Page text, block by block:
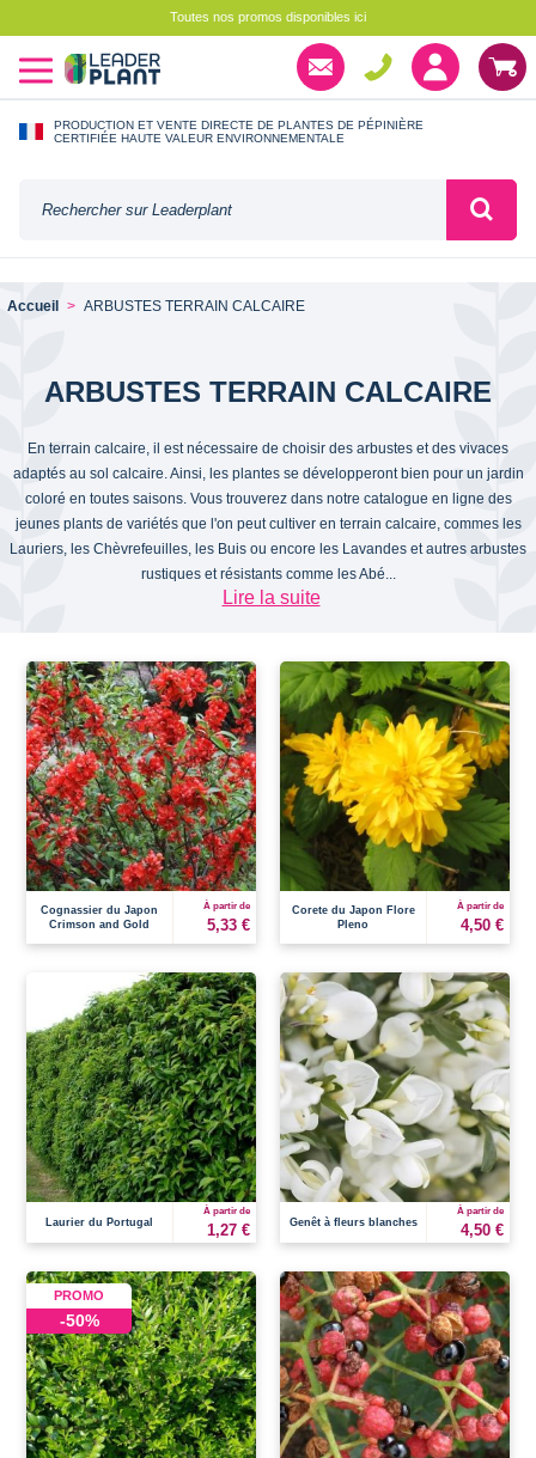
Toutes nos promos disponibles ici
PRODUCTION ET VENTE DIRECTE DE PLANTES DE PÉPINIÈRE
CERTIFIÉE HAUTE VALEUR ENVIRONNEMENTALE
Accueil ARBUSTES TERRAIN CALCAIRE
ARBUSTES TERRAIN CALCAIRE
En terrain calcaire, il est nécessaire de choisir des arbustes et des vivaces
adaptés au sol calcaire. Ainsi, les plantes se développeront bien pour un jardin
coloré en toutes saisons. Vous trouverez dans notre catalogue en ligne des
jeunes plants de variétés que l'on peut cultiver en terrain calcaire, commes les
Lauriers, les Chèvrefeuilles, les Buis ou encore les Lavandes et autres arbustes
rustiques et résistants comme les Abé...
Lire la suite
Cognassier du Japon
Crimson and Gold
À partir de
5,33 €
Corete du Japon Flore
Pleno
À partir de
4,50 €
Laurier du Portugal
À partir de
1,27 € Genêt à fleurs blanches
À partir de
4,50 €
PROMO
-50%